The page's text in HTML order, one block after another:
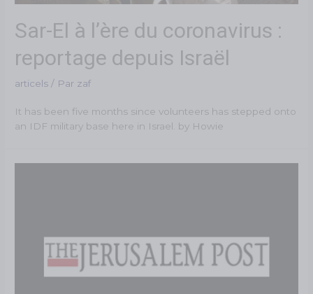
Sar-El à l’ère du coronavirus :
reportage depuis Israël
articels / Par zaf
It has been five months since volunteers has stepped onto
an IDF military base here in Israel. by Howie